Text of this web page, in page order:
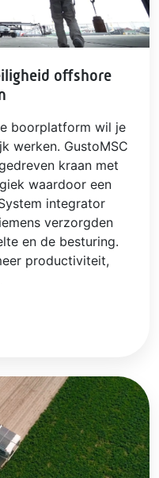
offshore
boorplatform wil je
werken. GustoMSC
kraan met
waardoor een
integrator
verzorgden
en de besturing.
productiviteit,